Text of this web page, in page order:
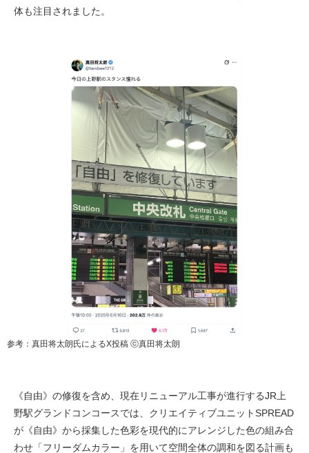
体も注目されました。
参考：真田将太朗氏によるX投稿 ⓒ真田将太朗
《自由》の修復を含め、現在リニューアル工事が進行するJR上
野駅グランドコンコースでは、クリエイティブユニットSPREAD
が《自由》から採集した色彩を現代的にアレンジした色の組み合
わせ「フリーダムカラー」を用いて空間全体の調和を図る計画も